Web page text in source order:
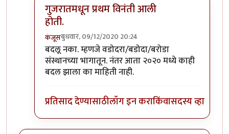
गुजरातमधून प्रथम विनंती आली
होती.
कंजूसबुधवार, 09/12/2020 20:24
In reply toमाथेरानची आहेच.byकंजूस
बदलू नका. म्हणजे वडोदरा/बडोदा/बरोडा
संस्थानच्या भागातून. नंतर आता २०२० मध्ये काही
बदल झाला का माहिती नाही.
प्रतिसाद देण्यासाठीलॉग इन कराकिंवासदस्य व्हा